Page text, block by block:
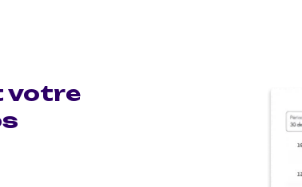
votre